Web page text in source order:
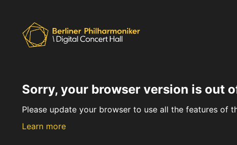
Sorry, your browser version is out
Please update your browser to use all the features of
Learn more